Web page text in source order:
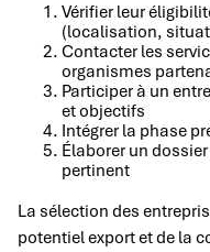
Vérifier leur
(localisation,
Contacter les
organismes
Participer à un
et objectifs
Intégrer la phase
Élaborer un
pertinent
La sélection des
potentiel export et de la